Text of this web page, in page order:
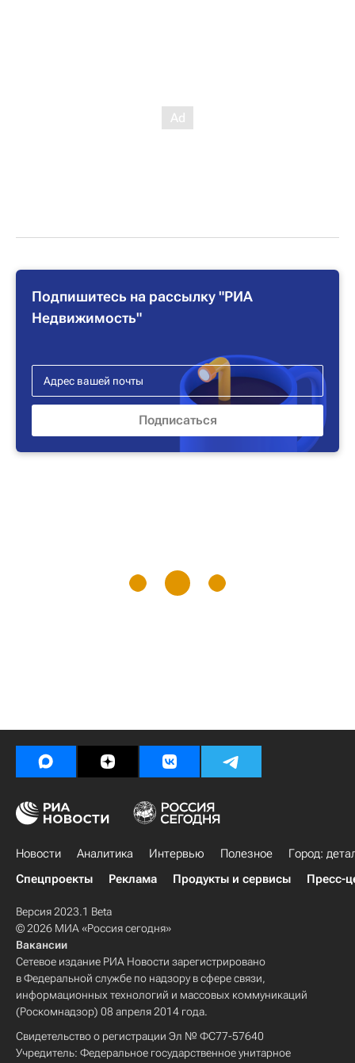
Подпишитесь на рассылку "РИА
Недвижимость"
Новости Аналитика Интервью Полезное
Город:
Спецпроекты
Реклама Продукты и сервисы Пресс-
Версия 2023.1 Beta
© 2026 МИА «Россия сегодня»
Вакансии
Сетевое издание РИА Новости зарегистрировано
в Федеральной службе по надзору в сфере связи,
информационных технологий и массовых коммуникаций
(Роскомнадзор) 08 апреля 2014 года.
Свидетельство о регистрации Эл № ФС77-57640
Учредитель: Федеральное государственное унитарное